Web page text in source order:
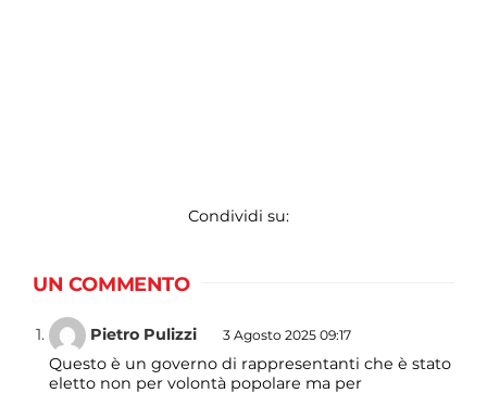
Condividi su:
UN COMMENTO
Pietro Pulizzi 3 Agosto 2025 09:17
Questo è un governo di rappresentanti che è stato
eletto non per volontà popolare ma per